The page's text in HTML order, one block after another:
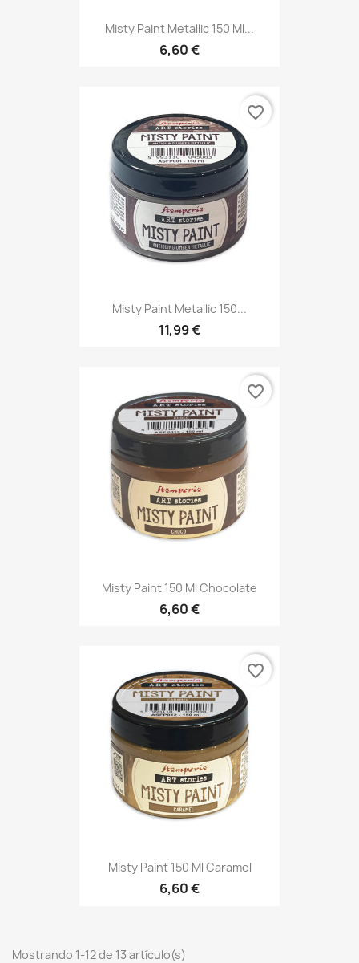
Misty Paint Metallic 150 Ml...
6,60 €
Misty Paint Metallic 150...
11,99 €
favorite_border
Misty Paint 150 Ml Chocolate
6,60 €
favorite_border
Misty Paint 150 Ml Caramel
6,60 €
favorite_border
Mostrando 1-12 de 13 artículo(s)